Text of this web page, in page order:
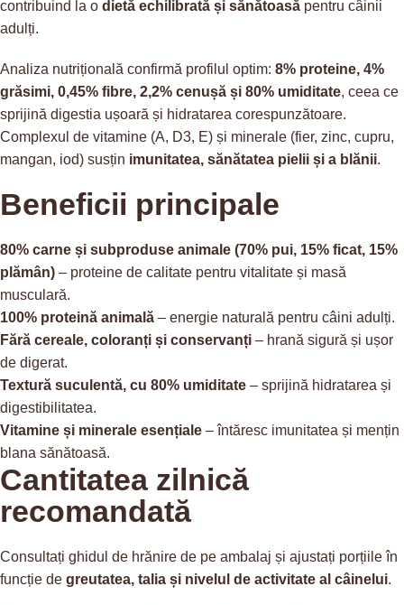
contribuind la o dietă echilibrată și sănătoasă pentru câinii
adulți.
Analiza nutrițională confirmă profilul optim: 8% proteine, 4%
grăsimi, 0,45% fibre, 2,2% cenușă și 80% umiditate, ceea ce
sprijină digestia ușoară și hidratarea corespunzătoare.
Complexul de vitamine (A, D3, E) și minerale (fier, zinc, cupru,
mangan, iod) susțin imunitatea, sănătatea pielii și a blănii.
Beneficii principale
80% carne și subproduse animale (70% pui, 15% ficat, 15%
plămân) – proteine de calitate pentru vitalitate și masă
musculară.
100% proteină animală – energie naturală pentru câini adulți.
Fără cereale, coloranți și conservanți – hrană sigură și ușor
de digerat.
Textură suculentă, cu 80% umiditate – sprijină hidratarea și
digestibilitatea.
Vitamine și minerale esențiale – întăresc imunitatea și mențin
blana sănătoasă.
Cantitatea zilnică
recomandată
Consultați ghidul de hrănire de pe ambalaj și ajustați porțiile în
funcție de greutatea, talia și nivelul de activitate al câinelui.